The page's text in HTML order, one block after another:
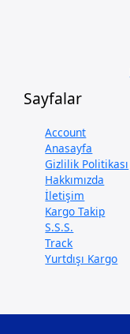
Sayfalar
Account
Anasayfa
Gizlilik Politikası
Hakkımızda
İletişim
Kargo Takip
S.S.S.
Track
Yurtdışı Kargo